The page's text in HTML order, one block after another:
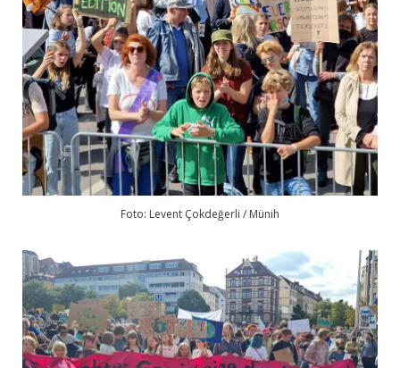
Foto: Levent Çokdeğerli / Münih